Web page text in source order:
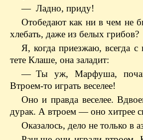
— Ладно, приду!
Отобедают как ни в чем не
хлебать, даже из белых грибов?
Я, когда приезжаю, всегда
тете Клаше, она заладит:
— Ты уж, Марфуша,
Втроем-то играть веселее!
Оно и правда веселее.
дурак. А втроем — оно хитрее
Оказалось, дело не только в